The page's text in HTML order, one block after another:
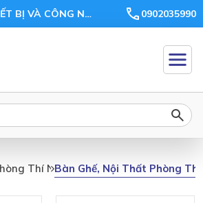
CÔNG TY TNHH THIẾT BỊ VÀ CÔNG NGHỆ CHÂU GIANG 0902035990
Thí Nghiệm
Bàn Ghế, Nội Thất Phòng